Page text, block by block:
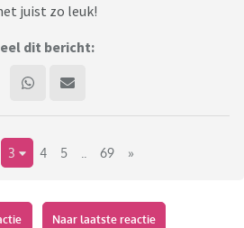
juist zo leuk!
dit bericht:
3 4 5 69 »
Naar laatste reactie